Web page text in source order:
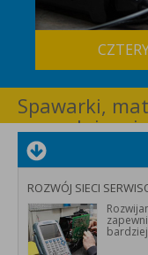
Spawarki,
spawalnicze i
wyposażenie
spawalnictwa
RYWAL-RHC
ROZWÓJ SIECI
bardziej